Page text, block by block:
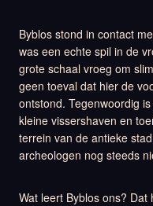
Byblos stond in contact
was een echte spil in de
grote schaal vroeg om
geen toeval dat hier de
ontstond. Tegenwoordig
kleine vissershaven en
terrein van de antieke
archeologen nog steeds
Wat leert Byblos ons?